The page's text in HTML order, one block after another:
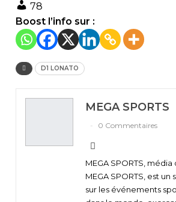
78
Boost l’info sur :
D1 LONATO
MEGA SPORTS
0 Commentaires
MEGA SPORTS, média
MEGA SPORTS, est un
sur les événements